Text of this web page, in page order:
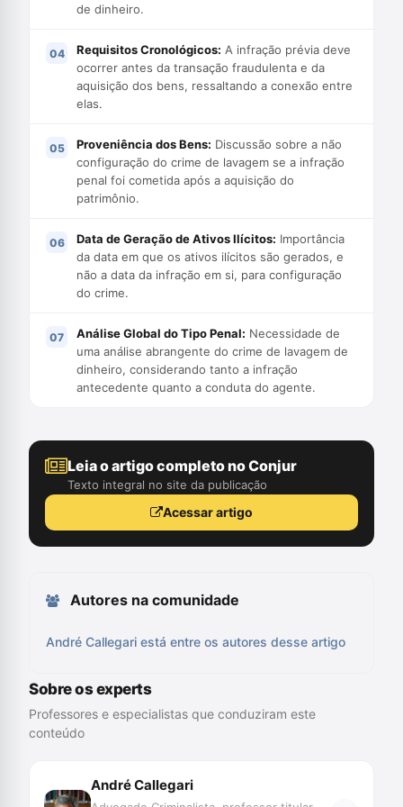
de dinheiro.
Requisitos Cronológicos: A infração prévia deve
ocorrer antes da transação fraudulenta e da
aquisição dos bens, ressaltando a conexão entre
elas.
Proveniência dos Bens: Discussão sobre a não
configuração do crime de lavagem se a infração
penal foi cometida após a aquisição do
patrimônio.
Data de Geração de Ativos Ilícitos: Importância
da data em que os ativos ilícitos são gerados, e
não a data da infração em si, para configuração
do crime.
Análise Global do Tipo Penal: Necessidade de
uma análise abrangente do crime de lavagem de
dinheiro, considerando tanto a infração
antecedente quanto a conduta do agente.
Leia o artigo completo no Conjur
Texto integral no site da publicação
Acessar artigo
Autores na comunidade
André Callegari está entre os autores desse artigo
Sobre os experts
Professores e especialistas que conduziram este
conteúdo
André Callegari